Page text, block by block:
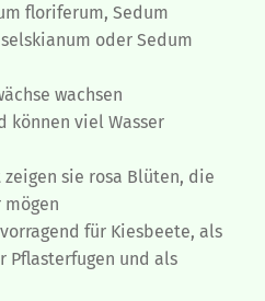
floriferum, Sedum
oder Sedum
wachsen
können viel Wasser
zeigen sie rosa Blüten, die
mögen
für Kiesbeete, als
Pflasterfugen und als